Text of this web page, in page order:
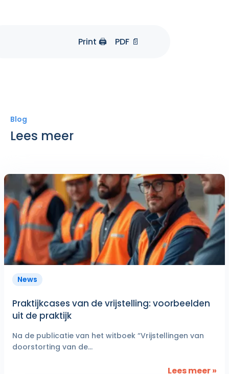
Print 🖨 PDF 📄
Blog
Lees meer
News
Praktijkcases van de vrijstelling: voorbeelden
uit de praktijk
Na de publicatie van het witboek “Vrijstellingen van
doorstorting van de...
Lees meer »